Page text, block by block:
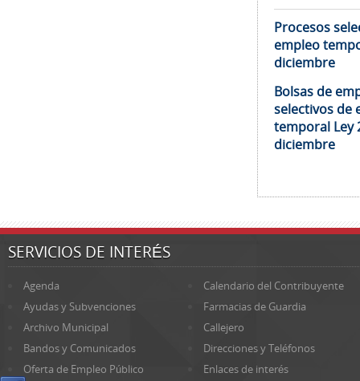
Procesos
empleo
diciembre
Bolsas de
selectivos de
temporal Ley
diciembre
SERVICIOS DE INTERÉS
Agenda
Calendario del Contribuyente
Ayudas y Subvenciones
Farmacias de Guardia
Archivo Municipal
Callejero
Bandos y Comunicados
Direcciones y Teléfonos
Oferta de Empleo Público
Enlaces de interés